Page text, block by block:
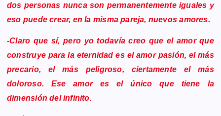
dos personas nunca son permanentemente iguales y
eso puede crear, en la misma pareja, nuevos amores.
-Claro que sí, pero yo todavía creo que el amor que
construye para la eternidad es el amor pasión, el más
precario, el más peligroso, ciertamente el más
doloroso. Ese amor es el único que tiene la
dimensión del infinito.